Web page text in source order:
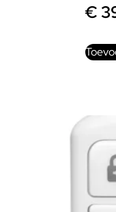
€